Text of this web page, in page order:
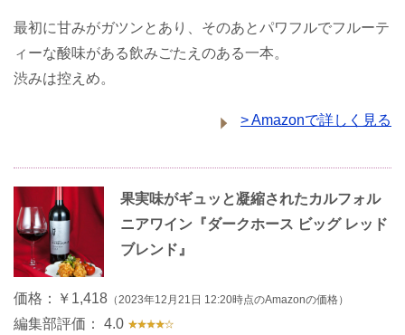
最初に甘みがガツンとあり、そのあとパワフルでフルーテ
ィーな酸味がある飲みごたえのある一本。
渋みは控えめ。
> Amazonで詳しく見る
果実味がギュッと凝縮されたカルフォル
ニアワイン『ダークホース ビッグ レッド
ブレンド』
価格： ￥1,418 （2023年12月21日 12:20時点のAmazonの価格）
編集部評価： 4.0